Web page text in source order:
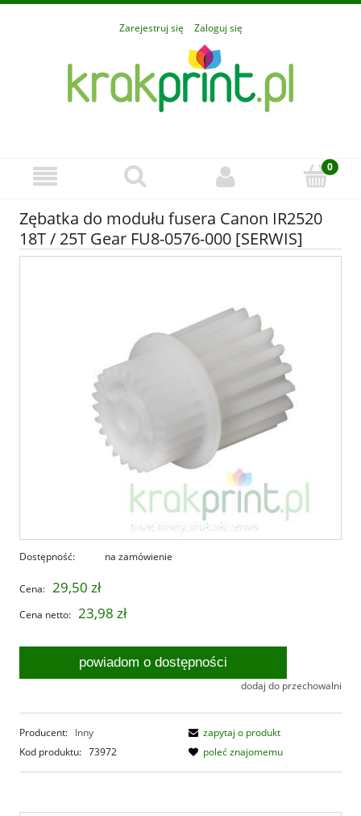
Zarejestruj się Zaloguj się
Zębatka do modułu fusera Canon IR2520
18T / 25T Gear FU8-0576-000 [SERWIS]
Dostępność: na zamówienie
Cena: 29,50 zł
Cena netto: 23,98 zł
powiadom o dostępności
dodaj do przechowalni
Producent: Inny
Kod produktu: 73972
zapytaj o produkt
poleć znajomemu